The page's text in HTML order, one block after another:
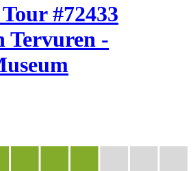
#72433
Tervuren -